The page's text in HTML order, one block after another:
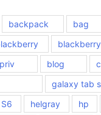
backpack bag
blog
galaxy tab
helgray hp